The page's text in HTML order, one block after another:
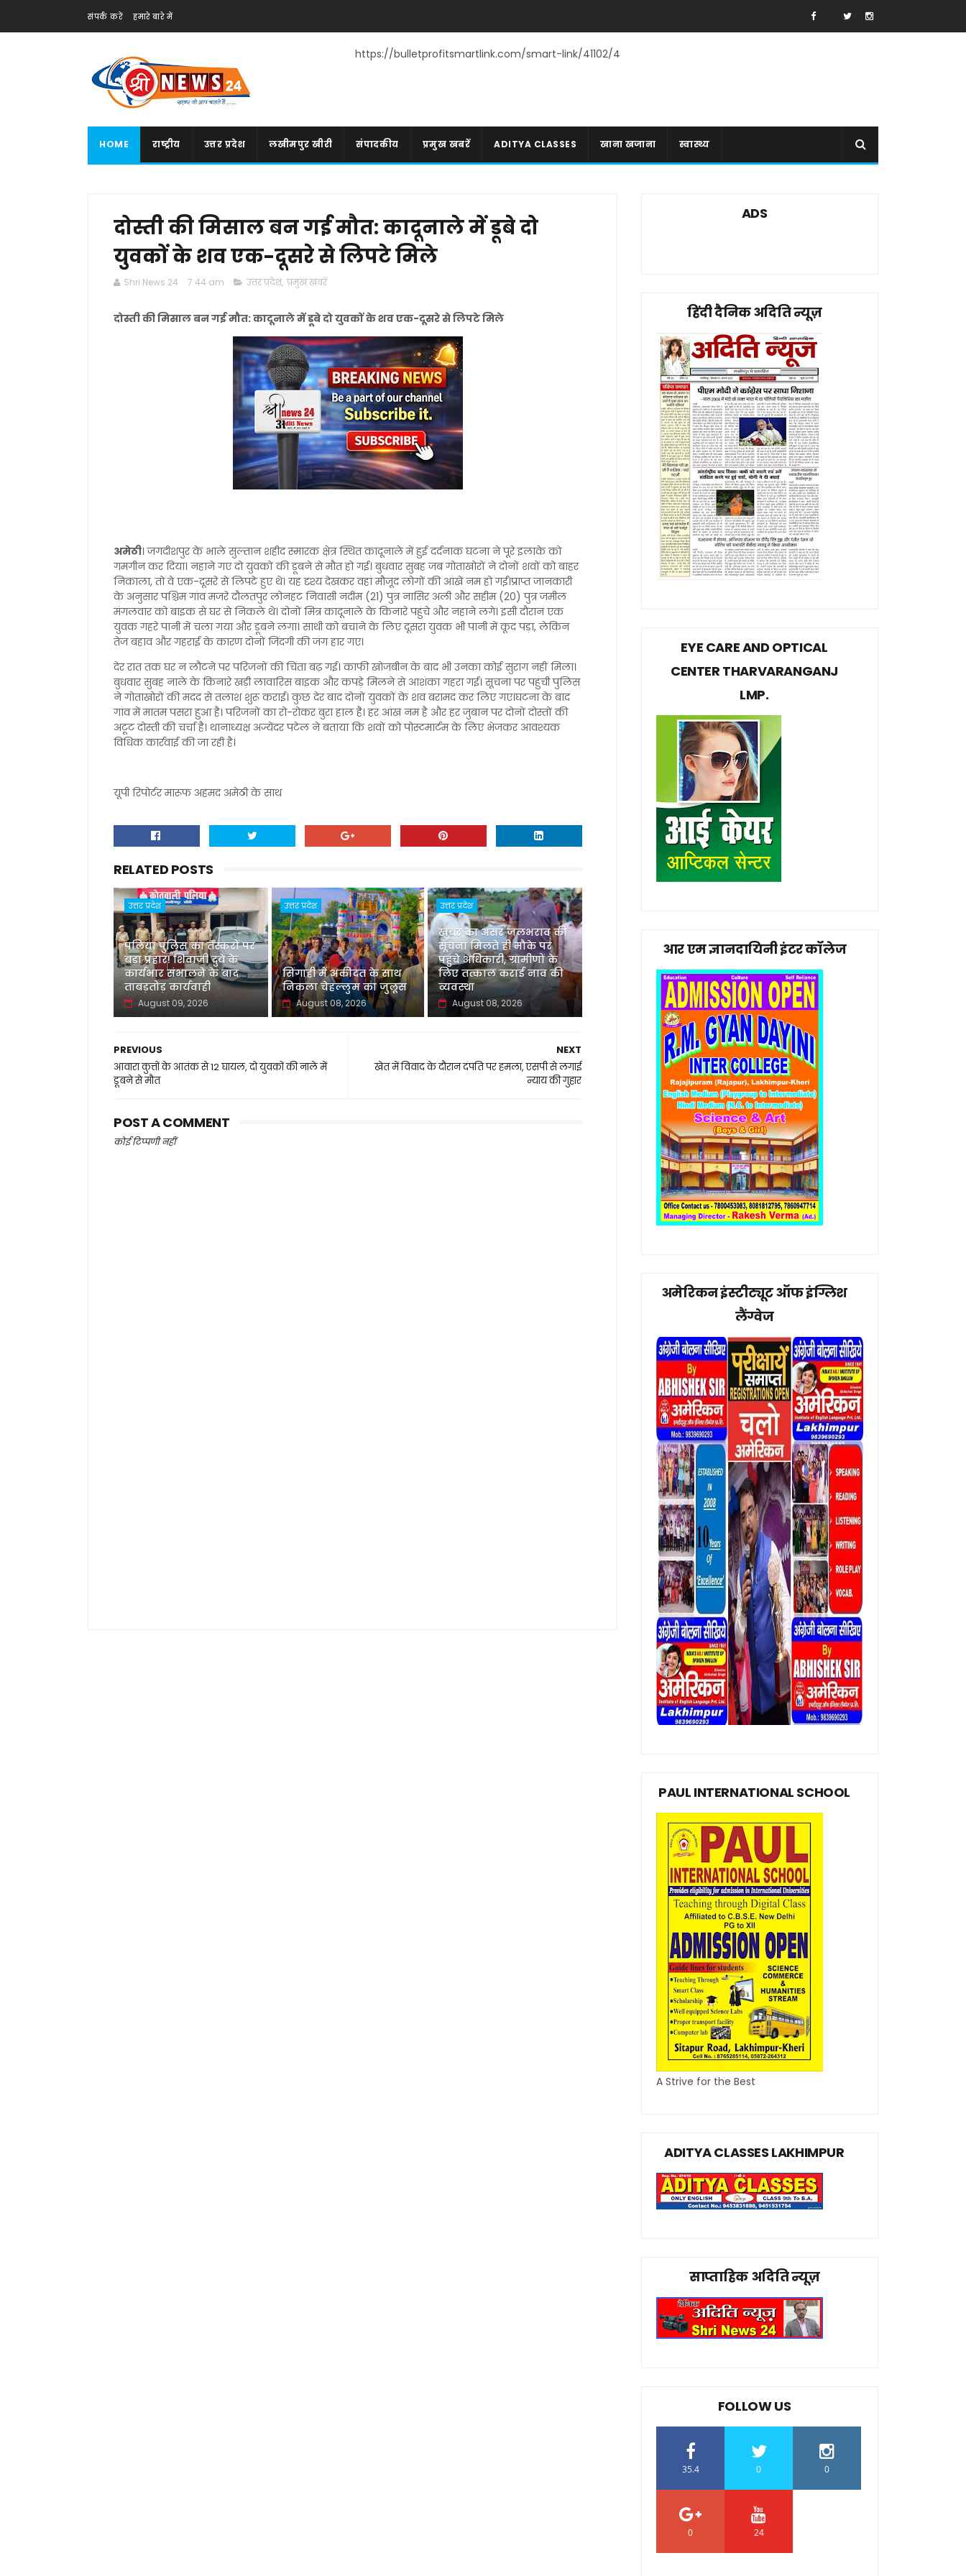
संपर्क करें हमारे बारे में
https://bulletprofitsmartlink.com/smart-link/41102/4
HOME राष्ट्रीय उत्तर प्रदेश लखीमपुर खीरी संपादकीय प्रमुख खबरें ADITYA CLASSES खाना खजाना स्वास्थ्य
दोस्ती की मिसाल बन गई मौत: कादूनाले में डूबे दो
युवकों के शव एक-दूसरे से लिपटे मिले
Shri News 24 7:44 am उत्तर प्रदेश, प्रमुख खबरें
दोस्ती की मिसाल बन गई मौत: कादूनाले में डूबे दो युवकों के शव एक-दूसरे से लिपटे मिले
अमेठी। जगदीशपुर के भाले सुल्तान शहीद स्मारक क्षेत्र स्थित कादूनाले में हुई दर्दनाक घटना ने पूरे इलाके को
गमगीन कर दिया। नहाने गए दो युवकों की डूबने से मौत हो गई। बुधवार सुबह जब गोताखोरों ने दोनों शवों को बाहर
निकाला, तो वे एक-दूसरे से लिपटे हुए थे। यह दृश्य देखकर वहां मौजूद लोगों की आंखें नम हो गईं।प्राप्त जानकारी
के अनुसार पश्चिम गांव मजरे दौलतपुर लोनहट निवासी नदीम (21) पुत्र नासिर अली और सहीम (20) पुत्र जमील
मंगलवार को बाइक से घर से निकले थे। दोनों मित्र कादूनाले के किनारे पहुंचे और नहाने लगे। इसी दौरान एक
युवक गहरे पानी में चला गया और डूबने लगा। साथी को बचाने के लिए दूसरा युवक भी पानी में कूद पड़ा, लेकिन
तेज बहाव और गहराई के कारण दोनों जिंदगी की जंग हार गए।
देर रात तक घर न लौटने पर परिजनों की चिंता बढ़ गई। काफी खोजबीन के बाद भी उनका कोई सुराग नहीं मिला।
बुधवार सुबह नाले के किनारे खड़ी लावारिस बाइक और कपड़े मिलने से आशंका गहरा गई। सूचना पर पहुंची पुलिस
ने गोताखोरों की मदद से तलाश शुरू कराई। कुछ देर बाद दोनों युवकों के शव बरामद कर लिए गए।घटना के बाद
गांव में मातम पसरा हुआ है। परिजनों का रो-रोकर बुरा हाल है। हर आंख नम है और हर जुबान पर दोनों दोस्तों की
अटूट दोस्ती की चर्चा है। थानाध्यक्ष अज्येंदर पटेल ने बताया कि शवों को पोस्टमार्टम के लिए भेजकर आवश्यक
विधिक कार्रवाई की जा रही है।
यूपी रिपोर्टर मारूफ अहमद अमेठी के साथ
RELATED POSTS
उत्तर प्रदेश
पलिया पुलिस का तस्करों पर
बड़ा प्रहार! शिवाजी दुबे के
कार्यभार संभालने के बाद
ताबड़तोड़ कार्यवाही
August 09, 2026
उत्तर प्रदेश
सिंगाही में अकीदत के साथ
निकला चेहल्लुम का जुलूस
August 08, 2026
उत्तर प्रदेश
खबर का असर जलभराव की
सूचना मिलते ही मौके पर
पहुंचे अधिकारी, ग्रामीणों के
लिए तत्काल कराई नाव की
व्यवस्था
August 08, 2026
NEXT
खेत में विवाद के दौरान दंपति पर हमला, एसपी से लगाई
न्याय की गुहार
PREVIOUS
आवारा कुत्तों के आतंक से 12 घायल, दो युवकों की नाले में
डूबने से मौत
POST A COMMENT
कोई टिप्पणी नहीं
ADS
हिंदी दैनिक अदिति न्यूज़
EYE CARE AND OPTICAL
CENTER THARVARANGANJ
LMP.
आर एम ज्ञानदायिनी इंटर कॉलेज
अमेरिकन इंस्टीट्यूट ऑफ इंग्लिश
लैंग्वेज
PAUL INTERNATIONAL SCHOOL
A Strive for the Best
ADITYA CLASSES LAKHIMPUR
साप्ताहिक अदिति न्यूज़
FOLLOW US
35.4 0 0
0 24